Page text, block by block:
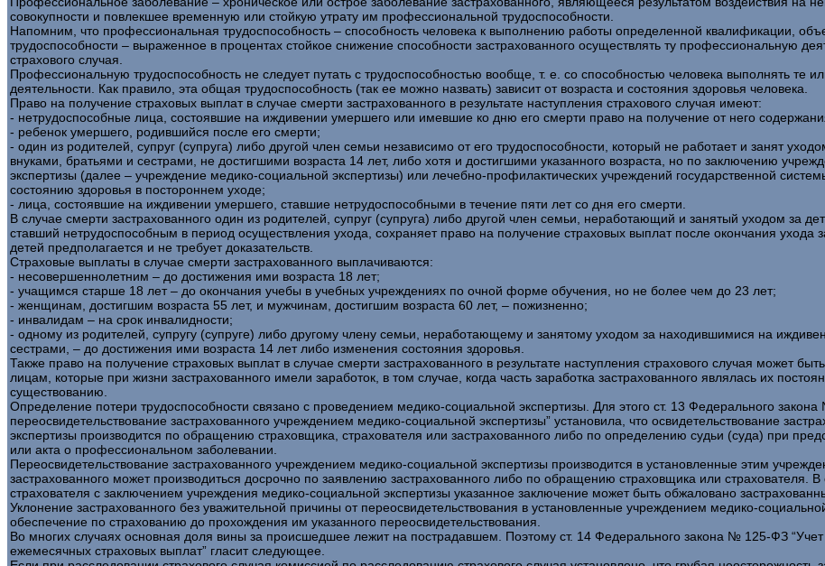
совокупности и повлекшее временную или стойкую утрату им профессиональной трудоспособности.
Напомним, что профессиональная трудоспособность – способность человека к выполнению работы определенной квалификации,
трудоспособности – выраженное в процентах стойкое снижение способности застрахованного осуществлять ту профессиональную
страхового случая.
Профессиональную трудоспособность не следует путать с трудоспособностью вообще, т. е. со способностью человека выполнять те
деятельности. Как правило, эта общая трудоспособность (так ее можно назвать) зависит от возраста и состояния здоровья человека.
Право на получение страховых выплат в случае смерти застрахованного в результате наступления страхового случая имеют:
- нетрудоспособные лица, состоявшие на иждивении умершего или имевшие ко дню его смерти право на получение от него
- ребенок умершего, родившийся после его смерти;
- один из родителей, супруг (супруга) либо другой член семьи независимо от его трудоспособности, который не работает и занят
внуками, братьями и сестрами, не достигшими возраста 14 лет, либо хотя и достигшими указанного возраста, но по заключению
экспертизы (далее – учреждение медико-социальной экспертизы) или лечебно-профилактических учреждений государственной
состоянию здоровья в постороннем уходе;
- лица, состоявшие на иждивении умершего, ставшие нетрудоспособными в течение пяти лет со дня его смерти.
В случае смерти застрахованного один из родителей, супруг (супруга) либо другой член семьи, неработающий и занятый уходом за
ставший нетрудоспособным в период осуществления ухода, сохраняет право на получение страховых выплат после окончания
детей предполагается и не требует доказательств.
Страховые выплаты в случае смерти застрахованного выплачиваются:
- несовершеннолетним – до достижения ими возраста 18 лет;
- учащимся старше 18 лет – до окончания учебы в учебных учреждениях по очной форме обучения, но не более чем до 23 лет;
- женщинам, достигшим возраста 55 лет, и мужчинам, достигшим возраста 60 лет, – пожизненно;
- инвалидам – на срок инвалидности;
- одному из родителей, супругу (супруге) либо другому члену семьи, неработающему и занятому уходом за находившимися на
сестрами, – до достижения ими возраста 14 лет либо изменения состояния здоровья.
Также право на получение страховых выплат в случае смерти застрахованного в результате наступления страхового случая может
лицам, которые при жизни застрахованного имели заработок, в том случае, когда часть заработка застрахованного являлась их
существованию.
Определение потери трудоспособности связано с проведением медико-социальной экспертизы. Для этого ст. 13 Федерального
переосвидетельствование застрахованного учреждением медико-социальной экспертизы” установила, что освидетельствование
экспертизы производится по обращению страховщика, страхователя или застрахованного либо по определению судьи (суда) при
или акта о профессиональном заболевании.
Переосвидетельствование застрахованного учреждением медико-социальной экспертизы производится в установленные этим
застрахованного может производиться досрочно по заявлению застрахованного либо по обращению страховщика или страхователя. В
страхователя с заключением учреждения медико-социальной экспертизы указанное заключение может быть обжаловано
Уклонение застрахованного без уважительной причины от переосвидетельствования в установленные учреждением медико-
обеспечение по страхованию до прохождения им указанного переосвидетельствования.
Во многих случаях основная доля вины за происшедшее лежит на пострадавшем. Поэтому ст. 14 Федерального закона № 125-ФЗ
ежемесячных страховых выплат” гласит следующее.